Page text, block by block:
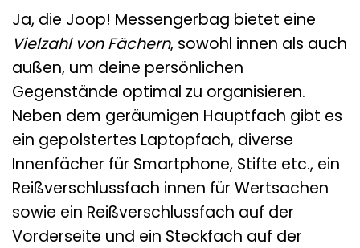
Ja, die Joop! Messengerbag bietet eine
Vielzahl von Fächern, sowohl innen als auch
außen, um deine persönlichen
Gegenstände optimal zu organisieren.
Neben dem geräumigen Hauptfach gibt es
ein gepolstertes Laptopfach, diverse
Innenfächer für Smartphone, Stifte etc., ein
Reißverschlussfach innen für Wertsachen
sowie ein Reißverschlussfach auf der
Vorderseite und ein Steckfach auf der